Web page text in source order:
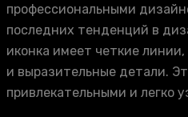
профессиональными
последних тенденций в
иконка имеет четкие
и выразительные детали.
привлекательными и легко